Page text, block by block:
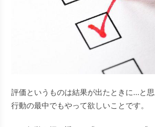
評価というものは結果が出たときに…と思
行動の最中でもやって欲しいことです。